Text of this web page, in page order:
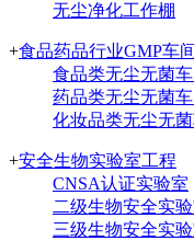
无尘净化工作棚
+食品药品行业GMP车间
食品类无尘无菌
药品类无尘无菌
化妆品类无尘无
+安全生物实验室工程
CNSA认证实验室
二级生物安全实
三级生物安全实